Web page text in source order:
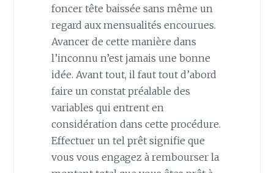
foncer tête baissée sans même un
regard aux mensualités encourues.
Avancer de cette manière dans
l’inconnu n’est jamais une bonne
idée. Avant tout, il faut tout d’abord
faire un constat préalable des
variables qui entrent en
considération dans cette procédure.
Effectuer un tel prêt signifie que
vous vous engagez à rembourser la